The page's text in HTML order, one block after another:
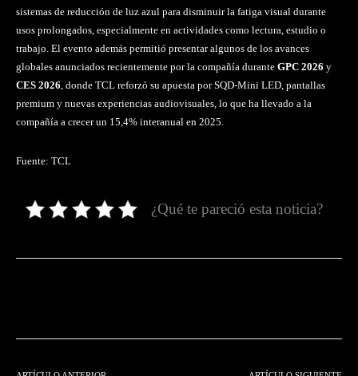
sistemas de reducción de luz azul para disminuir la fatiga visual durante
usos prolongados, especialmente en actividades como lectura, estudio o
trabajo. El evento además permitió presentar algunos de los avances
globales anunciados recientemente por la compañía durante GPC 2026 y
CES 2026 , donde TCL reforzó su apuesta por SQD-Mini LED, pantallas
premium y nuevas experiencias audiovisuales, lo que ha llevado a la
compañía a crecer un 15,4% interanual en 2025.
Fuente: TCL
¿Qué te pareció esta noticia?